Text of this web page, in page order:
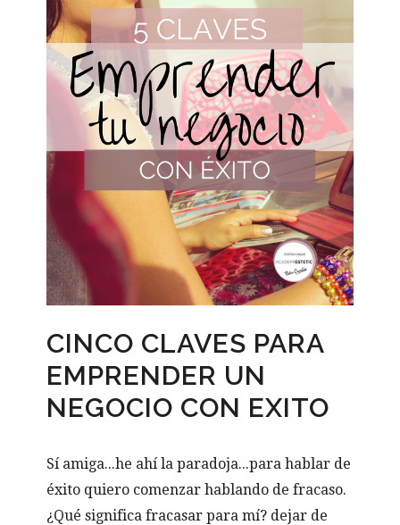
CINCO CLAVES PARA
EMPRENDER UN
NEGOCIO CON EXITO
Sí amiga...he ahí la paradoja...para hablar de
éxito quiero comenzar hablando de fracaso.
¿Qué significa fracasar para mí? dejar de